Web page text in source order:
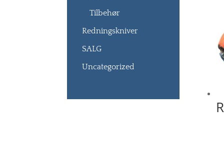
Tilbehør
Redningskniver
SALG
Uncategorized